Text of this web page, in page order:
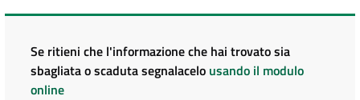
Se ritieni che l'informazione che hai trovato sia
sbagliata o scaduta segnalacelo usando il modulo
online